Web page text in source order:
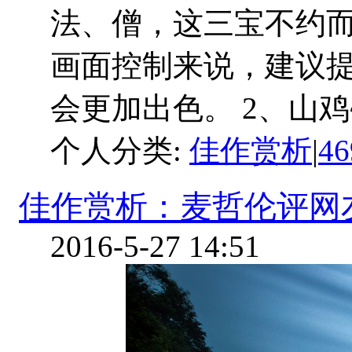
法、僧，这三宝不约
画面控制来说，建议
会更加出色。 2、山
个人分类: 佳作赏析|
佳作赏析：麦哲伦评网
2016-5-27 14:51